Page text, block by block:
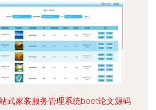
式家装服务管理系统boot论文源码